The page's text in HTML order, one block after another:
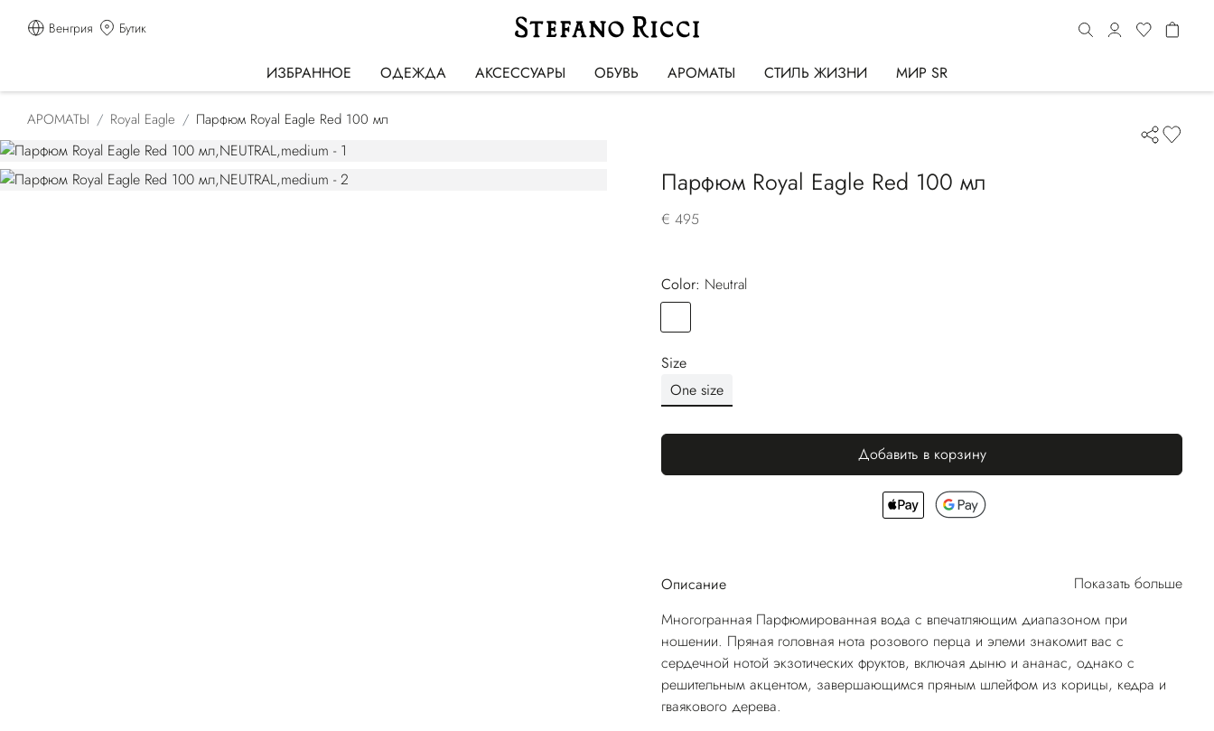
Венгрия Бутик
ИЗБРАННОЕ ОДЕЖДА АКСЕССУАРЫ ОБУВЬ АРОМАТЫ СТИЛЬ ЖИЗНИ МИР SR
АРОМАТЫ Royal Eagle Парфюм Royal Eagle Red 100 мл
Парфюм Royal Eagle Red 100 мл
€ 495
Color:
neutral
Size
One size
Добавить в корзину
Описание
Показать больше
Многогранная Парфюмированная вода с впечатляющим диапазоном при
ношении. Пряная головная нота розового перца и элеми знакомит вас с
сердечной нотой экзотических фруктов, включая дыню и ананас, однако с
решительным акцентом, завершающимся пряным шлейфом из корицы, кедра и
гваякового дерева.